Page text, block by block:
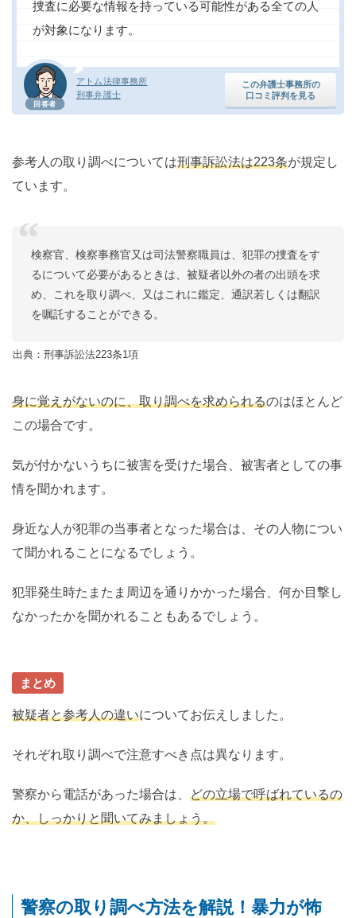
回答者
アトム法律事務所
刑事弁護士
この弁護士事務所の
口コミ評判を見る
捜査に必要な情報を持っている可能性がある全ての人
が対象になります。
参考人の取り調べについては刑事訴訟法は223条が規定し
ています。
検察官、検察事務官又は司法警察職員は、犯罪の捜査をす
るについて必要があるときは、被疑者以外の者の出頭を求
め、これを取り調べ、又はこれに鑑定、通訳若しくは翻訳
を嘱託することができる。
出典：刑事訴訟法223条1項
身に覚えがないのに、取り調べを求められるのはほとんど
この場合です。
気が付かないうちに被害を受けた場合、被害者としての事
情を聞かれます。
身近な人が犯罪の当事者となった場合は、その人物につい
て聞かれることになるでしょう。
犯罪発生時たまたま周辺を通りかかった場合、何か目撃し
なかったかを聞かれることもあるでしょう。
まとめ
被疑者と参考人の違いについてお伝えしました。
それぞれ取り調べで注意すべき点は異なります。
警察から電話があった場合は、 どの立場で呼ばれているの
か、しっかりと聞いてみましょう。
警察の取り調べ方法を解説！暴力が怖